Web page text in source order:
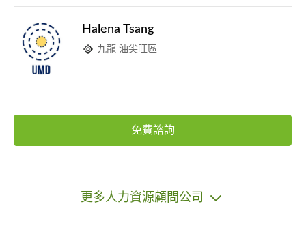
Halena Tsang
九龍 油尖旺區
免費諮詢
更多人力資源顧問公司